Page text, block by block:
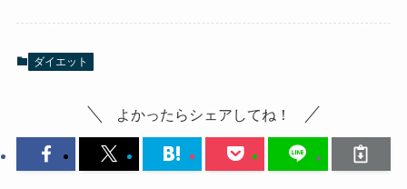
ダイエット
よかったらシェアしてね！